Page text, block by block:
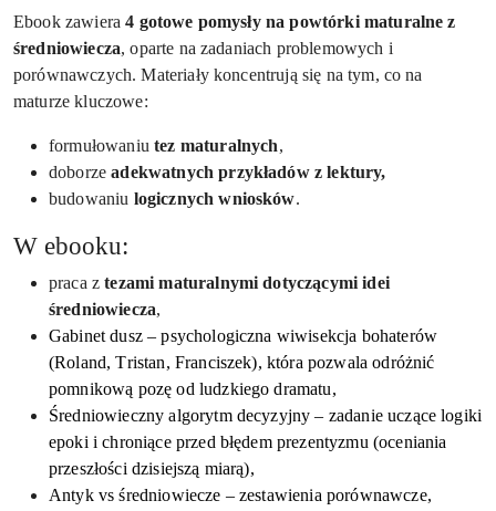
Ebook zawiera4 gotowe pomysły na powtórki maturalne z
średniowiecza, oparte na zadaniach problemowych i
porównawczych. Materiały koncentrują się na tym, co na
maturze kluczowe:
formułowaniutez maturalnych,
doborzeadekwatnych przykładów z lektury,
budowaniu logicznych wniosków.
W ebooku:
praca ztezami maturalnymi dotyczącymi idei
średniowiecza,
Gabinet dusz – psychologiczna wiwisekcja bohaterów
(Roland, Tristan, Franciszek), która pozwala odróżnić
pomnikową pozę od ludzkiego dramatu,
Średniowieczny algorytm decyzyjny – zadanie uczące logiki
epoki i chroniące przed błędem prezentyzmu (oceniania
przeszłości dzisiejszą miarą),
Antyk vs średniowiecze – zestawienia porównawcze,